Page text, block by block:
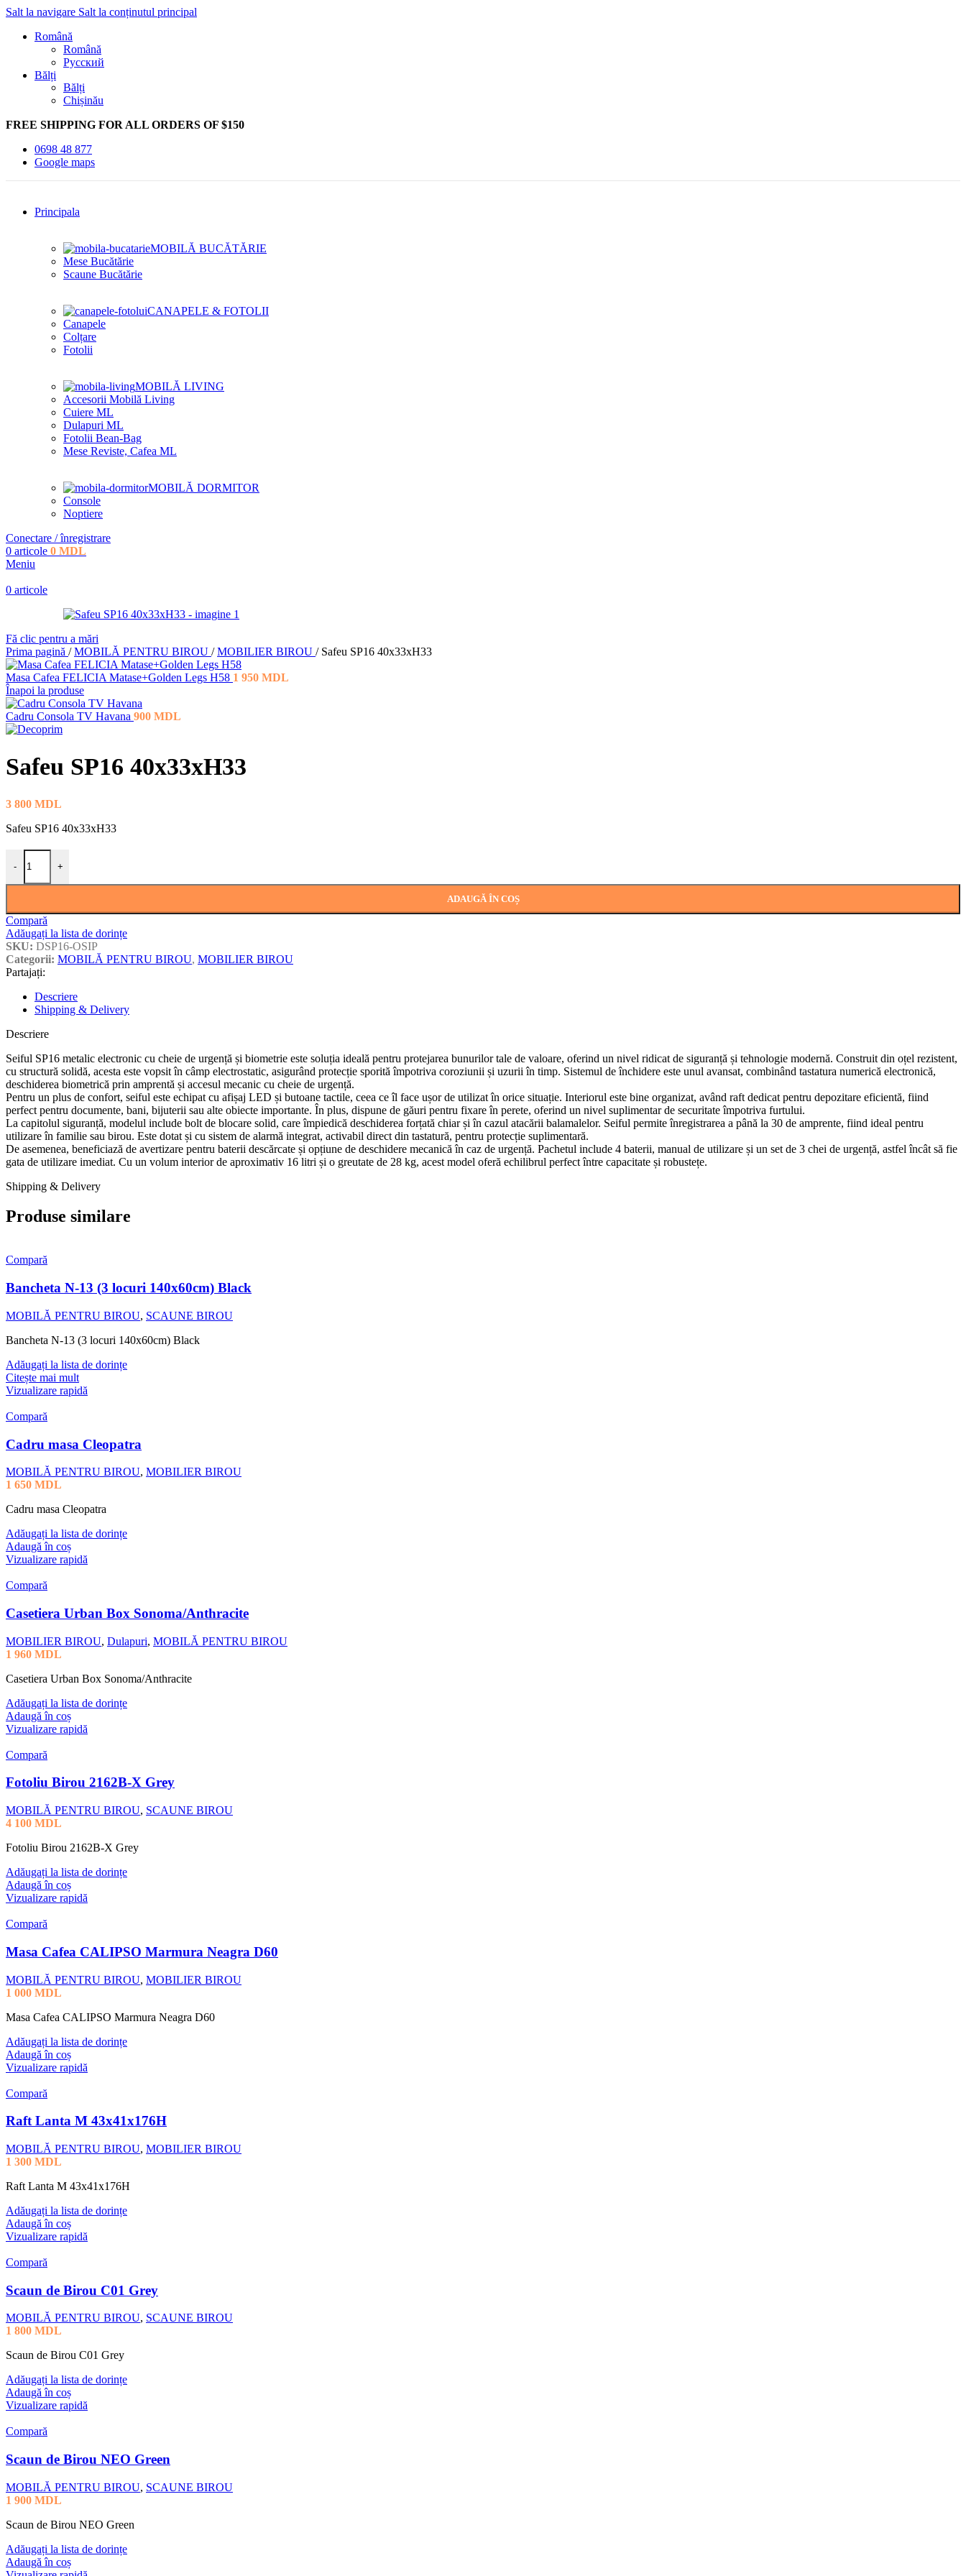
Salt la navigare Salt la conținutul principal
Română
Română
Русский
Bălți
Bălți
Chișinău
FREE SHIPPING FOR ALL ORDERS OF $150
0698 48 877
Google maps
Principala
MOBILĂ BUCĂTĂRIE
Mese Bucătărie
Scaune Bucătărie
CANAPELE & FOTOLII
Canapele
Colțare
Fotolii
MOBILĂ LIVING
Accesorii Mobilă Living
Cuiere ML
Dulapuri ML
Fotolii Bean-Bag
Mese Reviste, Cafea ML
MOBILĂ DORMITOR
Console
Noptiere
Conectare / înregistrare
0 articole 0 MDL
Meniu
0 articole
Fă clic pentru a mări
Prima pagină / MOBILĂ PENTRU BIROU / MOBILIER BIROU / Safeu SP16 40x33xH33
Masa Cafea FELICIA Matase+Golden Legs H58 1 950 MDL
Înapoi la produse
Cadru Consola TV Havana 900 MDL
Safeu SP16 40x33xH33
3 800 MDL
Safeu SP16 40x33xH33
-
Cantitate Safeu SP16 40x33xH33
+
ADAUGĂ ÎN COȘ
Compară
Adăugați la lista de dorințe
SKU: DSP16-OSIP
Categorii: MOBILĂ PENTRU BIROU, MOBILIER BIROU
Partajați:
Descriere
Shipping & Delivery
Descriere
Seiful SP16 metalic electronic cu cheie de urgență și biometrie este soluția ideală pentru protejarea bunurilor tale de valoare, oferind un nivel ridicat de siguranță și tehnologie modernă. Construit din oțel rezistent,
cu structură solidă, acesta este vopsit în câmp electrostatic, asigurând protecție sporită împotriva coroziunii și uzurii în timp. Sistemul de închidere este unul avansat, combinând tastatura numerică electronică,
deschiderea biometrică prin amprentă și accesul mecanic cu cheie de urgență.
Pentru un plus de confort, seiful este echipat cu afișaj LED și butoane tactile, ceea ce îl face ușor de utilizat în orice situație. Interiorul este bine organizat, având raft dedicat pentru depozitare eficientă, fiind
perfect pentru documente, bani, bijuterii sau alte obiecte importante. În plus, dispune de găuri pentru fixare în perete, oferind un nivel suplimentar de securitate împotriva furtului.
La capitolul siguranță, modelul include bolt de blocare solid, care împiedică deschiderea forțată chiar și în cazul atacării balamalelor. Seiful permite înregistrarea a până la 30 de amprente, fiind ideal pentru
utilizare în familie sau birou. Este dotat și cu sistem de alarmă integrat, activabil direct din tastatură, pentru protecție suplimentară.
De asemenea, beneficiază de avertizare pentru baterii descărcate și opțiune de deschidere mecanică în caz de urgență. Pachetul include 4 baterii, manual de utilizare și un set de 3 chei de urgență, astfel încât să fie
gata de utilizare imediat. Cu un volum interior de aproximativ 16 litri și o greutate de 28 kg, acest model oferă echilibrul perfect între capacitate și robustețe.
Shipping & Delivery
Produse similare
Compară
Bancheta N-13 (3 locuri 140x60cm) Black
MOBILĂ PENTRU BIROU, SCAUNE BIROU
Bancheta N-13 (3 locuri 140x60cm) Black
Adăugați la lista de dorințe
Citește mai mult
Vizualizare rapidă
Compară
Cadru masa Cleopatra
MOBILĂ PENTRU BIROU, MOBILIER BIROU
1 650 MDL
Cadru masa Cleopatra
Adăugați la lista de dorințe
Adaugă în coș
Vizualizare rapidă
Compară
Casetiera Urban Box Sonoma/Anthracite
MOBILIER BIROU, Dulapuri, MOBILĂ PENTRU BIROU
1 960 MDL
Casetiera Urban Box Sonoma/Anthracite
Adăugați la lista de dorințe
Adaugă în coș
Vizualizare rapidă
Compară
Fotoliu Birou 2162B-X Grey
MOBILĂ PENTRU BIROU, SCAUNE BIROU
4 100 MDL
Fotoliu Birou 2162B-X Grey
Adăugați la lista de dorințe
Adaugă în coș
Vizualizare rapidă
Compară
Masa Cafea CALIPSO Marmura Neagra D60
MOBILĂ PENTRU BIROU, MOBILIER BIROU
1 000 MDL
Masa Cafea CALIPSO Marmura Neagra D60
Adăugați la lista de dorințe
Adaugă în coș
Vizualizare rapidă
Compară
Raft Lanta M 43x41x176H
MOBILĂ PENTRU BIROU, MOBILIER BIROU
1 300 MDL
Raft Lanta M 43x41x176H
Adăugați la lista de dorințe
Adaugă în coș
Vizualizare rapidă
Compară
Scaun de Birou C01 Grey
MOBILĂ PENTRU BIROU, SCAUNE BIROU
1 800 MDL
Scaun de Birou C01 Grey
Adăugați la lista de dorințe
Adaugă în coș
Vizualizare rapidă
Compară
Scaun de Birou NEO Green
MOBILĂ PENTRU BIROU, SCAUNE BIROU
1 900 MDL
Scaun de Birou NEO Green
Adăugați la lista de dorințe
Adaugă în coș